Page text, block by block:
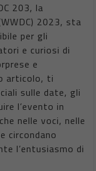
203, la
2023, sta
per gli
e curiosi di
e
articolo, ti
sulle date, gli
l’evento in
nelle voci, nelle
circondano
l’entusiasmo di